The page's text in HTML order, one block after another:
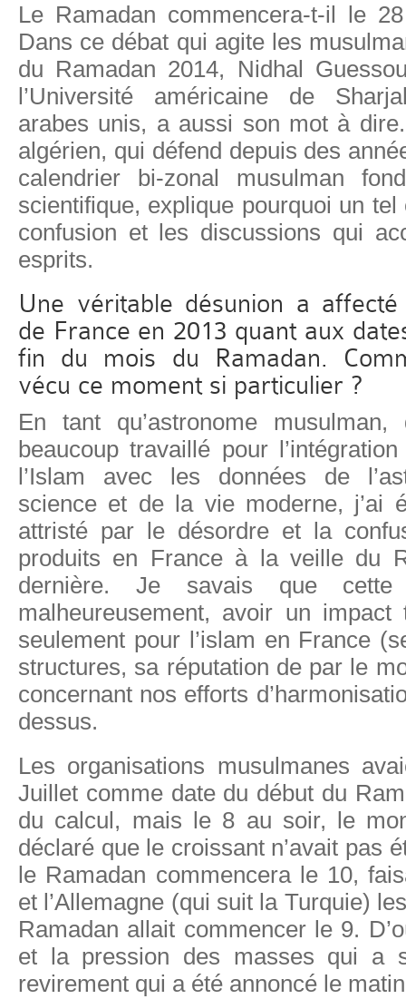
Le Ramadan commencera-t-il le
Dans ce débat qui agite les
du Ramadan 2014, Nidhal
l’Université américaine de
arabes unis, a aussi son mot à dire.
algérien, qui défend depuis des
calendrier bi-zonal musulman
scientifique, explique pourquoi un
confusion et les discussions qui
esprits.
Une véritable désunion a
de France en 2013 quant aux
fin du mois du Ramadan.
vécu ce moment si particulier ?
En tant qu’astronome musulman,
beaucoup travaillé pour
l’Islam avec les données de
science et de la vie moderne, j’ai
attristé par le désordre et la
produits en France à la veille du
dernière. Je savais que cette
malheureusement, avoir un impact
seulement pour l’islam en France
structures, sa réputation de par le
concernant nos efforts
dessus.
Les organisations musulmanes
Juillet comme date du début du
du calcul, mais le 8 au soir, le
déclaré que le croissant n’avait pas
le Ramadan commencera le 10,
et l’Allemagne (qui suit la Turquie)
Ramadan allait commencer le 9.
et la pression des masses qui a
revirement qui a été annoncé le